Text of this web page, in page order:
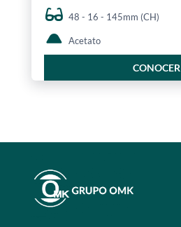
48 - 16 - 145mm (CH)
Acetato
CONOCER